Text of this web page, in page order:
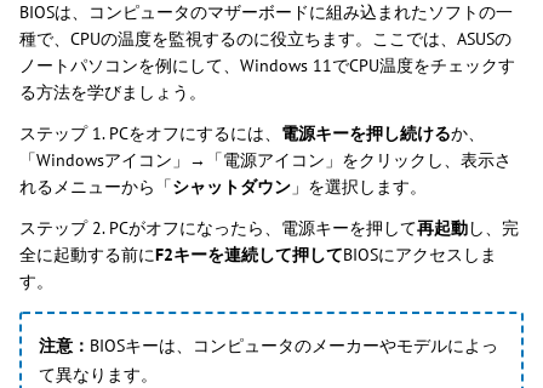
BIOSは、コンピュータのマザーボードに組み込まれたソフトの一
種で、CPUの温度を監視するのに役立ちます。ここでは、ASUSの
ノートパソコンを例にして、Windows 11でCPU温度をチェックす
る方法を学びましょう。
ステップ 1. PCをオフにするには、 電源キーを押し続けるか、
「Windowsアイコン」→「電源アイコン」をクリックし、表示さ
れるメニューから「シャットダウン 」を選択します。
ステップ 2. PCがオフになったら、電源キーを押して再起動し、完
全に起動する前にF2キーを連続して押してBIOSにアクセスしま
す。
注意： BIOSキーは、コンピュータのメーカーやモデルによっ
て異なります。